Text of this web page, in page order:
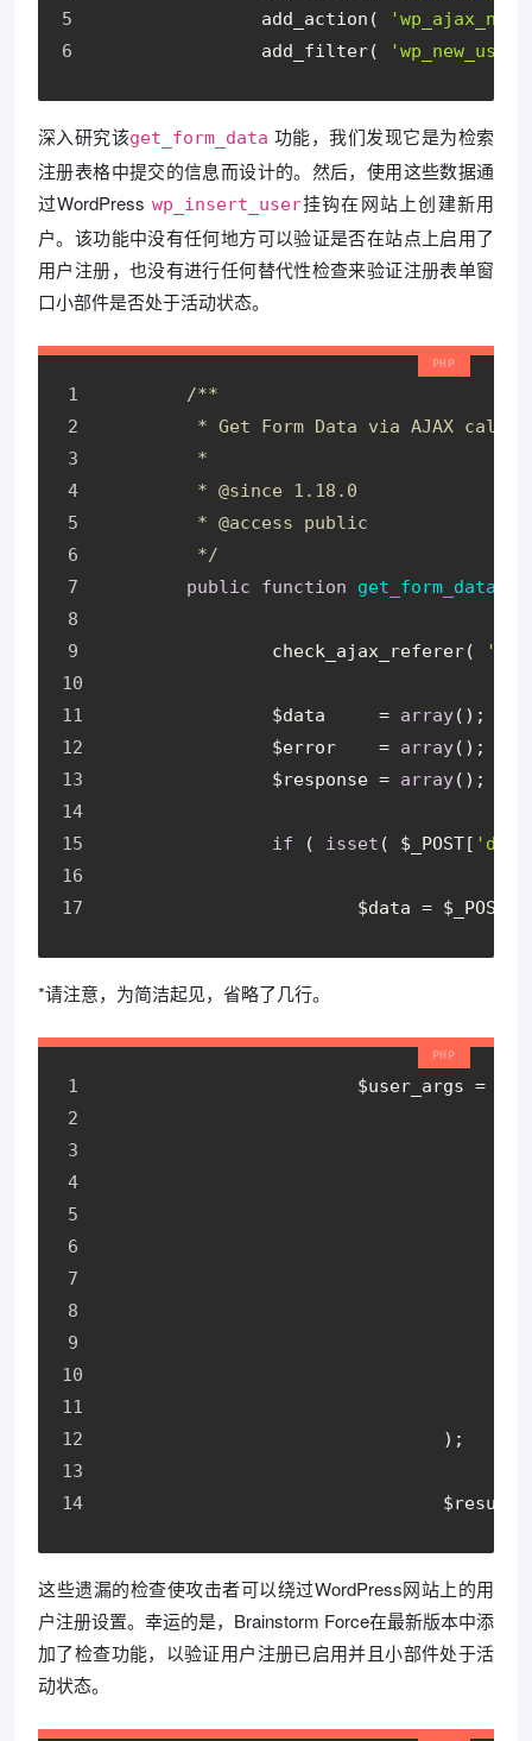
		add_action(
		add_filter(
深入研究该get_form_data 功能，我们发现它是为检索
注册表格中提交的信息而设计的。然后，使用这些数据通
过WordPress wp_insert_user挂钩在网站上创建新用
户。该功能中没有任何地方可以验证是否在站点上启用了
用户注册，也没有进行任何替代性检查来验证注册表单窗
口小部件是否处于活动状态。
/**
	 * Get Form Data via AJAX call.
	 *
	 *
@since 1.18.0
	 *
@access public
	 */
public
function get_form_data
		check_ajax_referer(
		$data     =
array();
		$error    =
array();
		$response =
array();
if ( isset ( $_POST[
			$data = $_POST[
*请注意，为简洁起见，省略了几行。
$user_args =
				);
这些遗漏的检查使攻击者可以绕过WordPress网站上的用
户注册设置。幸运的是，Brainstorm Force在最新版本中添
加了检查功能，以验证用户注册已启用并且小部件处于活
动状态。